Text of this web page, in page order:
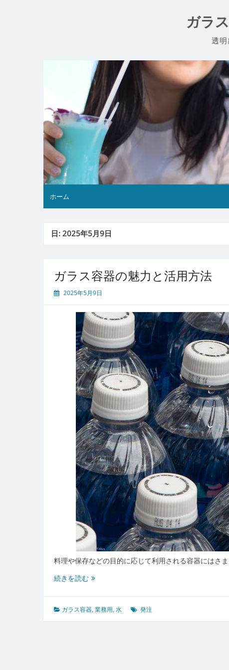
ガラ
透明
ホーム
日:2025年5月9日
ガラス容器の魅力と活用方法
2025年5月9日
料理や保存などの目的に応じて利用される容器にはさ
続きを読むガ
容
器
ガラス容器,業務用,水 発注